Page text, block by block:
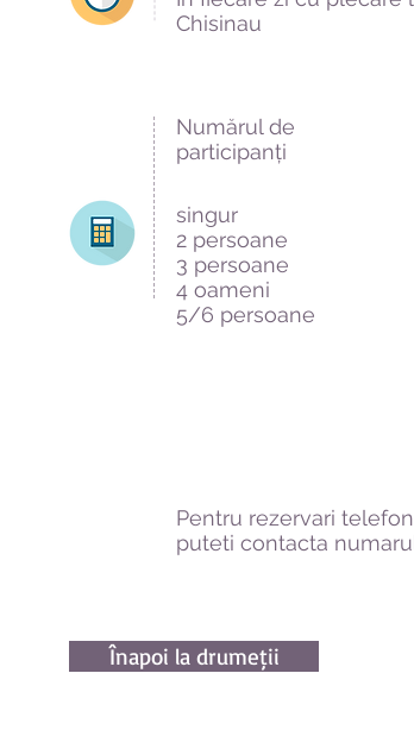
Chisinau
Numărul de
participanți
singur
2 persoane
3 persoane
4 oameni
5/6 persoane
Pentru rezervari
puteti contacta
Înapoi la drumeții